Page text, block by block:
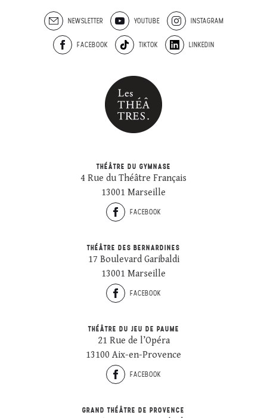
NEWSLETTER YOUTUBE INSTAGRAM
FACEBOOK TIKTOK LINKEDIN
THÉÂTRE DU GYMNASE
4 Rue du Théâtre Français
13001 Marseille
FACEBOOK
THÉÂTRE DES BERNARDINES
17 Boulevard Garibaldi
13001 Marseille
FACEBOOK
THÉÂTRE DU JEU DE PAUME
21 Rue de l’Opéra
13100 Aix-en-Provence
FACEBOOK
GRAND THÉÂTRE DE PROVENCE